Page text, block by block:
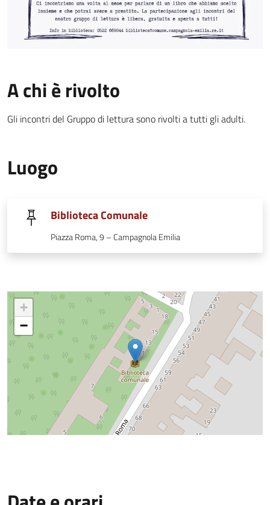
A chi è rivolto
Gli incontri del Gruppo di lettura sono rivolti a tutti gli adulti.
Luogo
Biblioteca Comunale
Piazza Roma, 9 – Campagnola Emilia
+
−